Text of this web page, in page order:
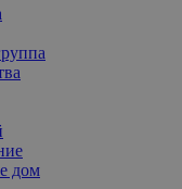
дом